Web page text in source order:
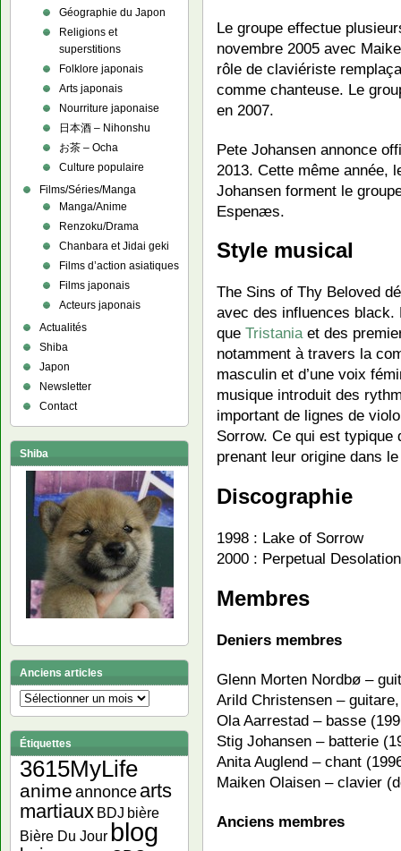
Le groupe effectue
novembre 2005 avec
rôle de claviériste
comme chanteuse. Le
en 2007.
Pete Johansen annonce
2013. Cette même année,
Johansen forment le
Espenæs.
Style musical
The Sins of Thy Beloved
avec des influences
que Tristaniaet des
notamment à travers la
masculin et d’une voix
musique introduit des
important de lignes de
Sorrow. Ce qui est typique
prenant leur origine dans
Discographie
1998 : Lake of Sorrow
2000 : Perpetual Desolation
Membres
Deniers membres
Glenn Morten Nordbø –
Arild Christensen –
Ola Aarrestad – basse
Stig Johansen – batterie
Anita Auglend – chant
Maiken Olaisen – clavier
Anciens membres
Géographie du Japon
Religions et
superstitions
Folklore japonais
Arts japonais
Nourriture japonaise
日本酒 – Nihonshu
お茶 – Ocha
Culture populaire
Films/Séries/Manga
Manga/Anime
Renzoku/Drama
Chanbara et Jidai geki
Films d’action asiatiques
Films japonais
Acteurs japonais
Actualités
Shiba
Japon
Newsletter
Contact
Shiba
Anciens articles
Anciens
articles
Étiquettes
3615MyLife
anime annonce arts
martiaux BDJ bière
Bière Du Jour blog